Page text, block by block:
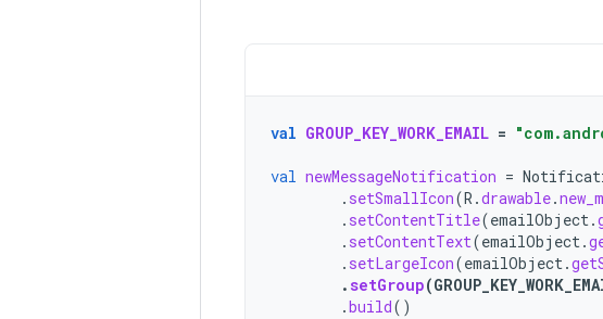
val GROUP_KEY_WORK_EMAIL =
val newMessageNotification =
. setSmallIcon(R .drawable.
. setContentTitle(emailObject .
. setContentText(emailObject .
. setLargeIcon(emailObject .
.setGroup(
.build()